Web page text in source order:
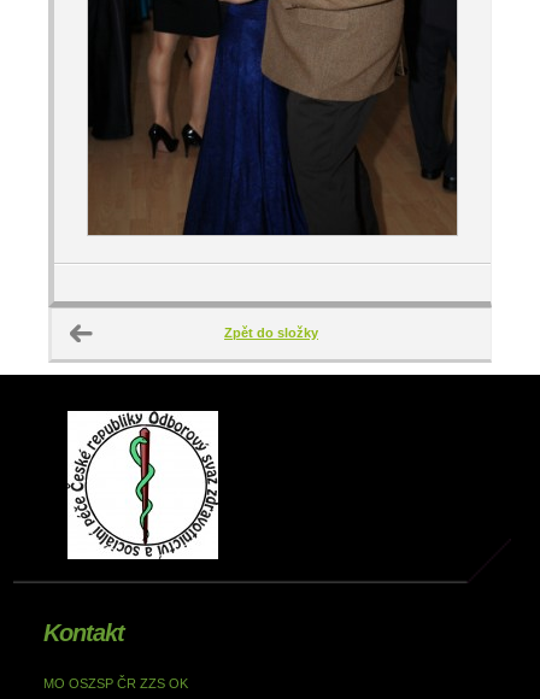
Zpět do složky
Kontakt
MO OSZSP ČR ZZS OK